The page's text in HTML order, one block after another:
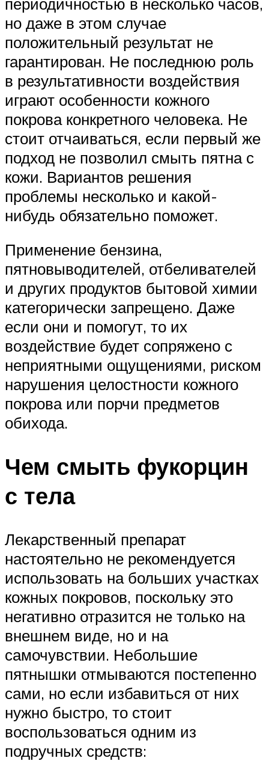
но даже в этом случае
положительный результат не
гарантирован. Не последнюю роль
в результативности воздействия
играют особенности кожного
покрова конкретного человека. Не
стоит отчаиваться, если первый же
подход не позволил смыть пятна с
кожи. Вариантов решения
проблемы несколько и какой-
нибудь обязательно поможет.
Применение бензина,
пятновыводителей, отбеливателей
и других продуктов бытовой химии
категорически запрещено. Даже
если они и помогут, то их
воздействие будет сопряжено с
неприятными ощущениями, риском
нарушения целостности кожного
покрова или порчи предметов
обихода.
Чем смыть фукорцин
с тела
Лекарственный препарат
настоятельно не рекомендуется
использовать на больших участках
кожных покровов, поскольку это
негативно отразится не только на
внешнем виде, но и на
самочувствии. Небольшие
пятнышки отмываются постепенно
сами, но если избавиться от них
нужно быстро, то стоит
воспользоваться одним из
подручных средств: